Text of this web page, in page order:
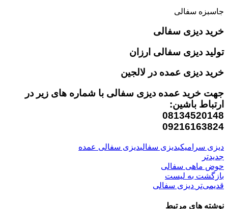
جاسبزه سفالی
خرید دیزی سفالی
تولید دیزی سفالی ارزان
خرید دیزی عمده در لالجین
جهت خرید عمده دیزی سفالی با شماره های زیر در
ارتباط باشین:
08134520148
09216163824
دیزی سرامیکیدیزی سفالیدیزی سفالی عمده
جدیدتر
حوض ماهی سفالی
بازگشت بە لیست
قدیمی‌تر دیزی سفالی
نوشته های مرتبط